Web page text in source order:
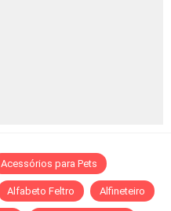
Acessórios para Pets
Alfabeto Feltro Alfineteiro